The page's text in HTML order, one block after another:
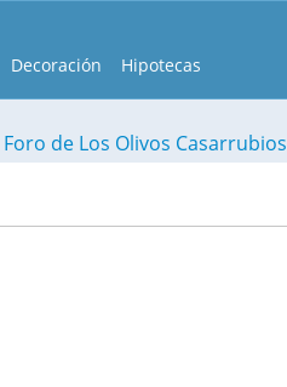
Decoración Hipotecas
Foro de Los Olivos Casarrubios